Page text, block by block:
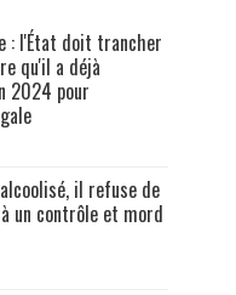
: l'État doit trancher
qu'il a déjà
2024 pour
il refuse de
un contrôle et mord